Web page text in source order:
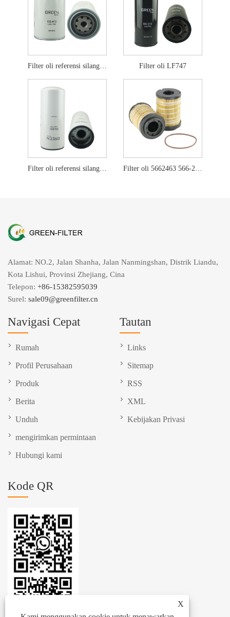
Filter oli referensi silang lf701 Filter oli LF747
Filter oli referensi silang lf9001
X
Alamat: NO.2, Jalan Shanha, Jalan Nanmingshan, Distrik Liandu,
Kota Lishui, Provinsi Zhejiang, Cina
Telepon: +86-15382595039
Surel: sale09@greenfilter.cn
Navigasi Cepat
Rumah
Profil Perusahaan
Produk
Berita
Unduh
mengirimkan permintaan
Hubungi kami
Tautan
Links
Sitemap
RSS
XML
Kebijakan Privasi
Kode QR